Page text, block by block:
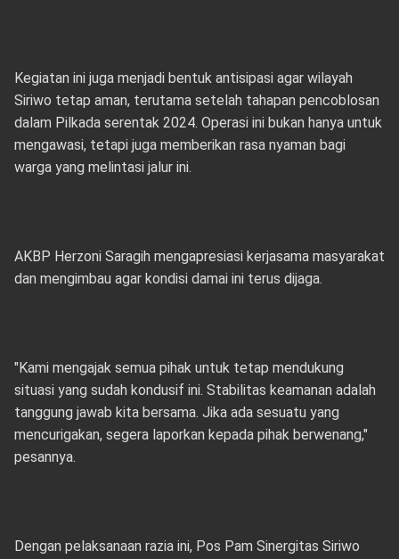
Kegiatan ini juga menjadi bentuk antisipasi agar wilayah
Siriwo tetap aman, terutama setelah tahapan pencoblosan
dalam Pilkada serentak 2024. Operasi ini bukan hanya untuk
mengawasi, tetapi juga memberikan rasa nyaman bagi
warga yang melintasi jalur ini.
AKBP Herzoni Saragih mengapresiasi kerjasama masyarakat
dan mengimbau agar kondisi damai ini terus dijaga.
"Kami mengajak semua pihak untuk tetap mendukung
situasi yang sudah kondusif ini. Stabilitas keamanan adalah
tanggung jawab kita bersama. Jika ada sesuatu yang
mencurigakan, segera laporkan kepada pihak berwenang,"
pesannya.
Dengan pelaksanaan razia ini, Pos Pam Sinergitas Siriwo